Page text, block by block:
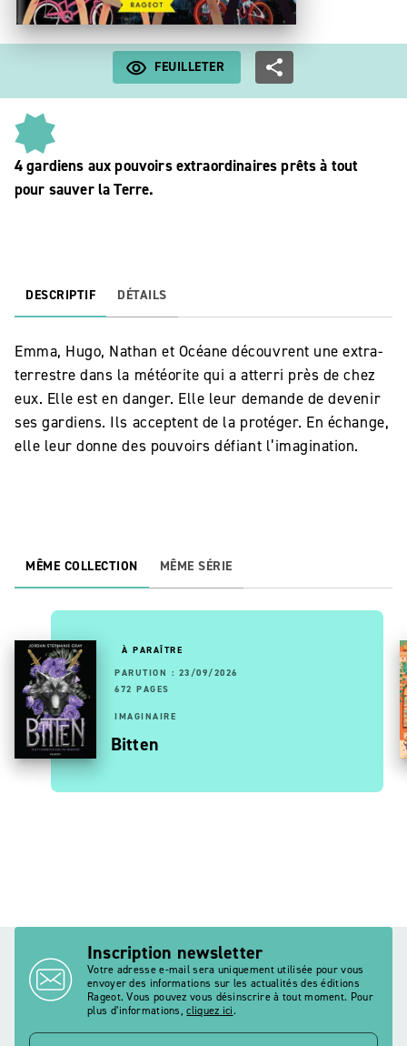
FEUILLETER
4 gardiens aux pouvoirs extraordinaires prêts à tout
pour sauver la Terre.
DESCRIPTIF DÉTAILS
Emma, Hugo, Nathan et Océane découvrent une extra-
terrestre dans la météorite qui a atterri près de chez
eux. Elle est en danger. Elle leur demande de devenir
ses gardiens. Ils acceptent de la protéger. En échange,
elle leur donne des pouvoirs défiant l’imagination.
MÊME COLLECTION MÊME SÉRIE
À PARAÎTRE
PARUTION : 23/09/2026
672 PAGES
IMAGINAIRE
Bitten
Inscription newsletter
Votre adresse e-mail sera uniquement utilisée pour vous
envoyer des informations sur les actualités des éditions
Rageot. Vous pouvez vous désinscrire à tout moment. Pour
plus d’informations,cliquez ici.